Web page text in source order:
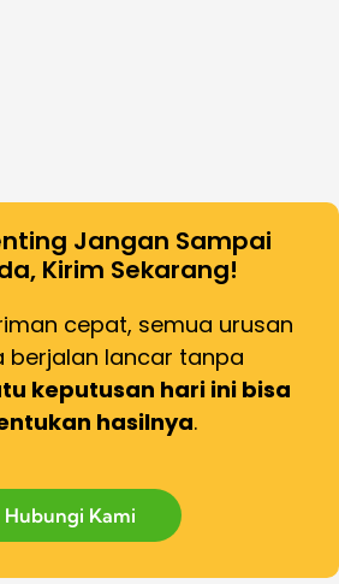
Jangan Sampai
Kirim Sekarang!
cepat, semua urusan
berjalan lancar tanpa
keputusan hari ini bisa
hasilnya.
Hubungi Kami